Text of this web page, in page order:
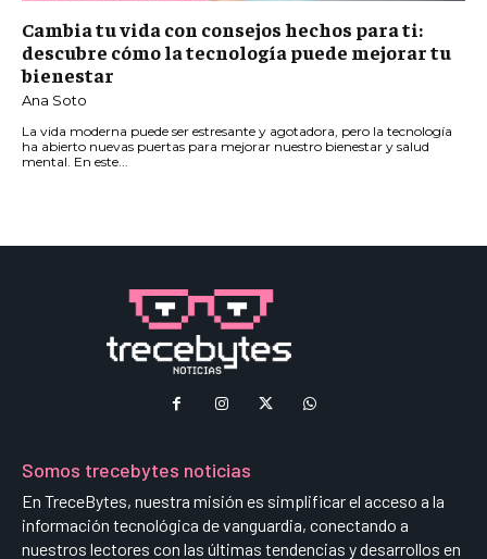
Cambia tu vida con consejos hechos para ti:
descubre cómo la tecnología puede mejorar tu
bienestar
Ana Soto
La vida moderna puede ser estresante y agotadora, pero la tecnología
ha abierto nuevas puertas para mejorar nuestro bienestar y salud
mental. En este...
Somos trecebytes noticias
En TreceBytes, nuestra misión es simplificar el acceso a la
información tecnológica de vanguardia, conectando a
nuestros lectores con las últimas tendencias y desarrollos en